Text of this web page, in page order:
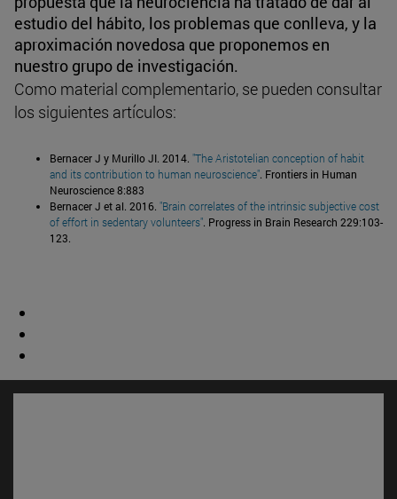
estudio del hábito, los problemas que conlleva, y la
aproximación novedosa que proponemos en
nuestro grupo de investigación.
Como material complementario, se pueden consultar
los siguientes artículos:
Bernacer J y Murillo JI. 2014. "The Aristotelian conception of habit
and its contribution to human neuroscience". Frontiers in Human
Neuroscience 8:883
Bernacer J et al. 2016. "Brain correlates of the intrinsic subjective cost
of effort in sedentary volunteers". Progress in Brain Research 229:103-
123.